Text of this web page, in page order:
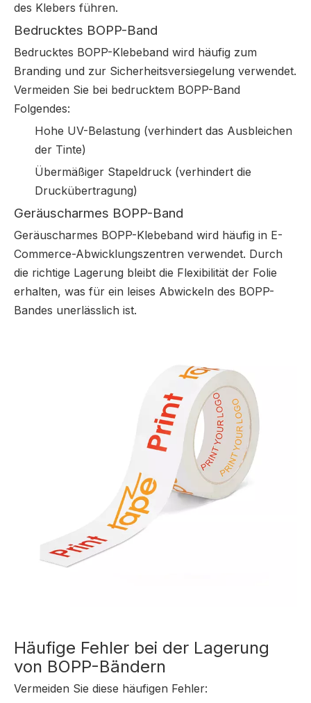
des Klebers führen.
Bedrucktes BOPP-Band
Bedrucktes BOPP-Klebeband wird häufig zum
Branding und zur Sicherheitsversiegelung verwendet.
Vermeiden Sie bei bedrucktem BOPP-Band
Folgendes:
Hohe UV-Belastung (verhindert das Ausbleichen
der Tinte)
Übermäßiger Stapeldruck (verhindert die
Druckübertragung)
Geräuscharmes BOPP-Band
Geräuscharmes BOPP-Klebeband wird häufig in E-
Commerce-Abwicklungszentren verwendet. Durch
die richtige Lagerung bleibt die Flexibilität der Folie
erhalten, was für ein leises Abwickeln des BOPP-
Bandes unerlässlich ist.
Häufige Fehler bei der Lagerung
von BOPP-Bändern
Vermeiden Sie diese häufigen Fehler: